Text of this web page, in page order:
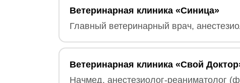
Ветеринарная клиника «Синица»
Главный ветеринарный врач,
Ветеринарная клиника «Свой
Начмед, анестезиолог-реаниматолог